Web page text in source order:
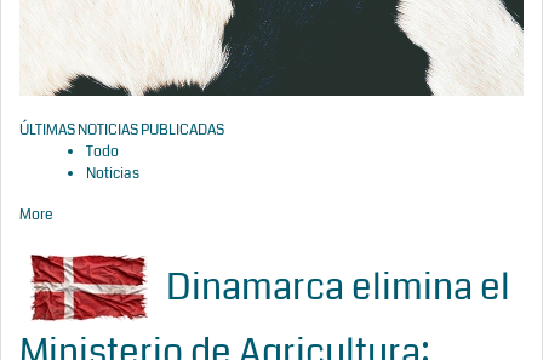
ÚLTIMAS NOTICIAS PUBLICADAS
Todo
Noticias
More
Dinamarca elimina el